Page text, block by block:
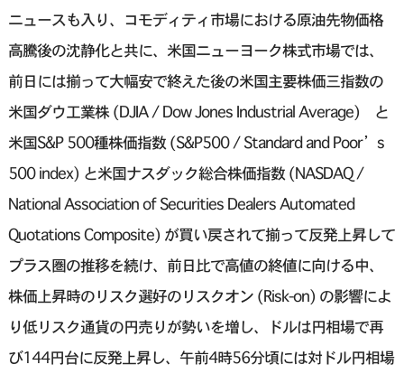
ニュースも入り、コモディティ市場における原油先物価格
高騰後の沈静化と共に、米国ニューヨーク株式市場では、
前日には揃って大幅安で終えた後の米国主要株価三指数の
米国ダウ工業株 (DJIA / Dow Jones Industrial Average) と
米国S&P 500種株価指数 (S&P500 / Standard and Poor’s
500 index) と米国ナスダック総合株価指数 (NASDAQ /
National Association of Securities Dealers Automated
Quotations Composite) が買い戻されて揃って反発上昇して
プラス圏の推移を続け、前日比で高値の終値に向ける中、
株価上昇時のリスク選好のリスクオン (Risk-on) の影響によ
り低リスク通貨の円売りが勢いを増し、ドルは円相場で再
び144円台に反発上昇し、午前4時56分頃には対ドル円相場